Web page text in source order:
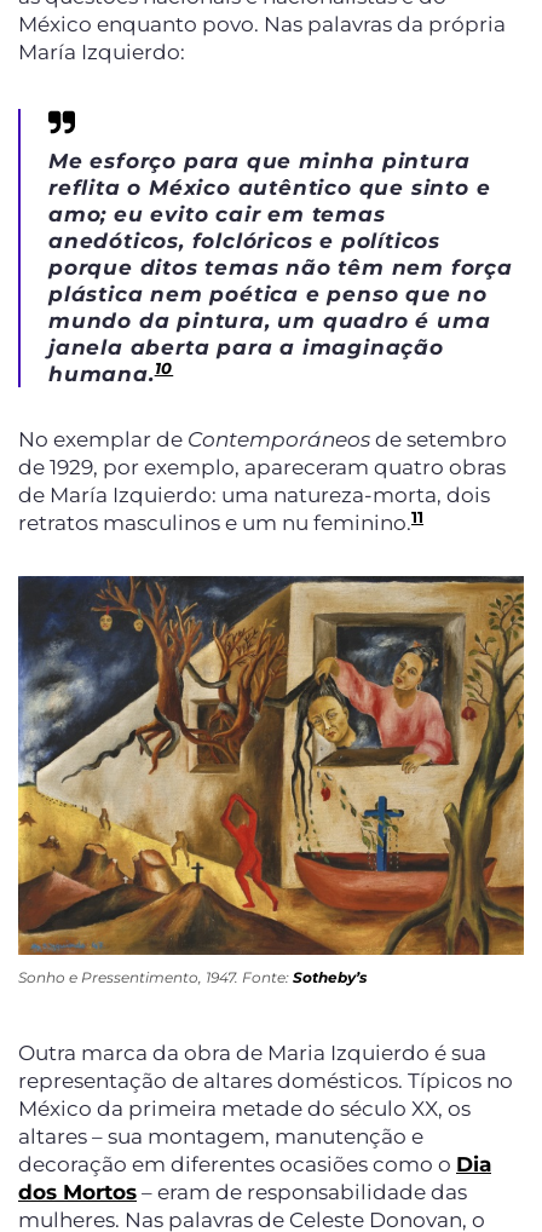
México enquanto povo. Nas palavras da própria
María Izquierdo:
Me esforço para que minha pintura
reflita o México autêntico que sinto e
amo; eu evito cair em temas
anedóticos, folclóricos e políticos
porque ditos temas não têm nem força
plástica nem poética e penso que no
mundo da pintura, um quadro é uma
janela aberta para a imaginação
humana.10
No exemplar de Contemporáneos de setembro
de 1929, por exemplo, apareceram quatro obras
de María Izquierdo: uma natureza-morta, dois
retratos masculinos e um nu feminino.11
Sonho e Pressentimento, 1947. Fonte: Sotheby’s
Outra marca da obra de Maria Izquierdo é sua
representação de altares domésticos. Típicos no
México da primeira metade do século XX, os
altares – sua montagem, manutenção e
decoração em diferentes ocasiões como o Dia
dos Mortos – eram de responsabilidade das
mulheres. Nas palavras de Celeste Donovan, o